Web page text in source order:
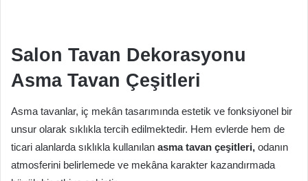
Salon Tavan Dekorasyonu
Asma Tavan Çeşitleri
Asma tavanlar, iç mekân tasarımında estetik ve fonksiyonel bir
unsur olarak sıklıkla tercih edilmektedir. Hem evlerde hem de
ticari alanlarda sıklıkla kullanılan asma tavan çeşitleri, odanın
atmosferini belirlemede ve mekâna karakter kazandırmada